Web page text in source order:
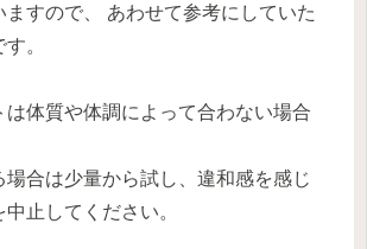
ますので、 あわせて参考にしていた
。
体質や体調によって合わない場合
場合は少量から試し、違和感を感じ
止してください。